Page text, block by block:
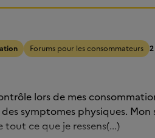
Forums pour les consommateurs
lors de mes
symptomes physiques.
ce que je ressens(...)